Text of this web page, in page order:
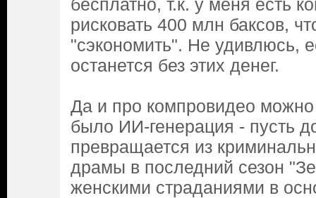
бесплатно, т.к. у меня есть
рисковать 400 млн баксов,
"сэкономить". Не удивлюсь,
останется без этих денег.
Да и про компровидео можно
было ИИ-генерация - пусть
превращается из
драмы в последний сезон
женскими страданиями в